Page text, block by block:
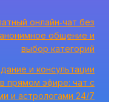
онлайн‑чат без
общение и
выбор категорий
и консультации
прямом эфире: чат с
и астрологами 24/7